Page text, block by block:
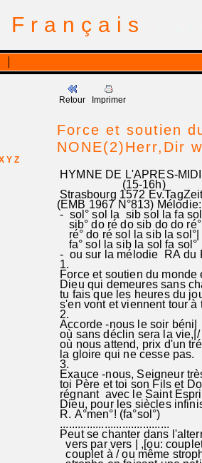
Français
Y Z
Retour Imprimer
Force et soutien
NONE(2)Herr,Dir
HYMNE DE L'APRES-
(15-16h)
Strasbourg 1572
(EMB 1967 N°813)
- sol° sol la sib sol la fa
sib° do ré do sib do do
ré° do ré sol la sib la sol°|
fa° sol la sib la sol fa sol°
- ou sur la mélodie RA du
1.
Force et soutien du monde
Dieu qui demeures sans
tu fais que les heures du
s'en vont et viennent tour à
2.
Accorde -nous le soir béni|
où sans déclin sera la vie,|/
où nous attend, prix d'un
la gloire qui ne cesse pas.
3.
Exauce -nous, Seigneur
toi Père et toi son Fils et
régnant avec le Saint
Dieu, pour les siècles
R. A°men°! (fa°sol°)
.....................................
Peut se chanter dans
vers par vers | ,[ou:
couplet à / ou même